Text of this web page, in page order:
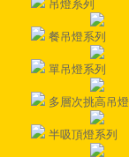
吊燈系列
餐吊燈系列
單吊燈系列
多層次挑高吊燈
半吸頂燈系列